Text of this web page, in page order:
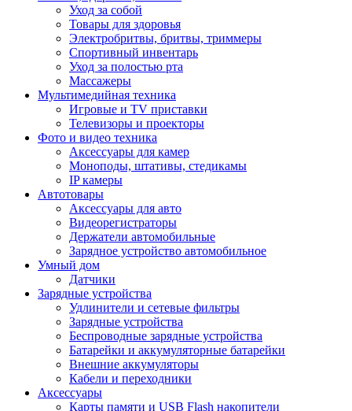
Уход за собой
Товары для здоровья
Электробритвы, бритвы, триммеры
Спортивный инвентарь
Уход за полостью рта
Массажеры
Мультимедийная техника
Игровые и TV приставки
Телевизоры и проекторы
Фото и видео техника
Аксессуары для камер
Моноподы, штативы, стедикамы
IP камеры
Автотовары
Аксессуары для авто
Видеорегистраторы
Держатели автомобильные
Зарядное устройство автомобильное
Умный дом
Датчики
Зарядные устройства
Удлинители и сетевые фильтры
Зарядные устройства
Беспроводные зарядные устройства
Батарейки и аккумуляторные батарейки
Внешние аккумуляторы
Кабели и переходники
Аксессуары
Карты памяти и USB Flash накопители